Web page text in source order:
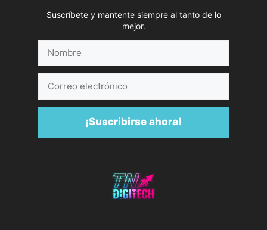
Suscríbete y mantente siempre al tanto de lo
mejor.
electrónico
¡Suscribirse ahora!